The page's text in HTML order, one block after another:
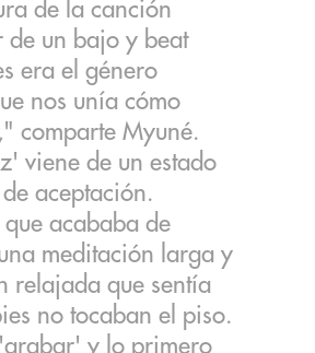
de la canción
de un bajo y beat
era el género
nos unía cómo
comparte Myuné.
viene de un estado
aceptación.
que acababa de
meditación larga y
relajada que sentía
no tocaban el piso.
'grabar' y lo primero